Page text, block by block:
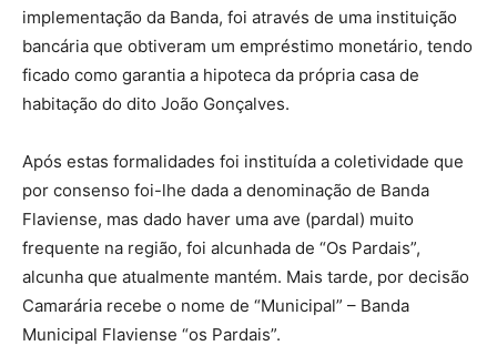
implementação da Banda, foi através de uma instituição
bancária que obtiveram um empréstimo monetário, tendo
ficado como garantia a hipoteca da própria casa de
habitação do dito João Gonçalves.
Após estas formalidades foi instituída a coletividade que
por consenso foi-lhe dada a denominação de Banda
Flaviense, mas dado haver uma ave (pardal) muito
frequente na região, foi alcunhada de “Os Pardais”,
alcunha que atualmente mantém. Mais tarde, por decisão
Camarária recebe o nome de “Municipal” – Banda
Municipal Flaviense “os Pardais”.